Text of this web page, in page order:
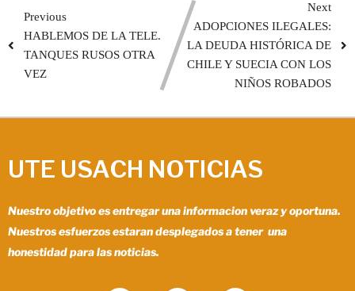
Previous
HABLEMOS DE LA TELE.
TANQUES RUSOS OTRA
VEZ
Next
ADOPCIONES ILEGALES:
LA DEUDA HISTÓRICA DE
CHILE Y SUECIA CON LOS
NIÑOS ROBADOS
UTE USACH NOTICIAS
Nuestro objetivo es entregar una informacion veraz y oportuna.
Nuestros esfuerzos estaran desplegados a tener una
honestidad para las noticias.